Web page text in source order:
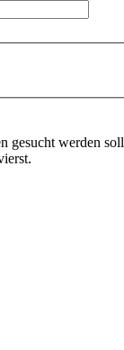
gesucht werden